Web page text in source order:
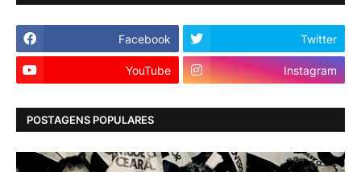
Facebook Twitter
YouTube Instagram
POSTAGENS POPULARES